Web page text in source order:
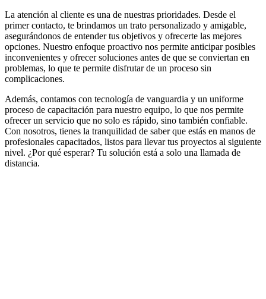
La atención al cliente es una de nuestras prioridades. Desde el
primer contacto, te brindamos un trato personalizado y amigable,
asegurándonos de entender tus objetivos y ofrecerte las mejores
opciones. Nuestro enfoque proactivo nos permite anticipar posibles
inconvenientes y ofrecer soluciones antes de que se conviertan en
problemas, lo que te permite disfrutar de un proceso sin
complicaciones.
Además, contamos con tecnología de vanguardia y un uniforme
proceso de capacitación para nuestro equipo, lo que nos permite
ofrecer un servicio que no solo es rápido, sino también confiable.
Con nosotros, tienes la tranquilidad de saber que estás en manos de
profesionales capacitados, listos para llevar tus proyectos al siguiente
nivel. ¿Por qué esperar? Tu solución está a solo una llamada de
distancia.